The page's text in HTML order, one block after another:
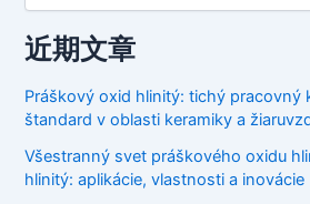
近期文章
Práškový oxid hlinitý: tichý pracovný
štandard v oblasti keramiky a
Všestranný svet práškového oxidu
hlinitý: aplikácie, vlastnosti a inovácie